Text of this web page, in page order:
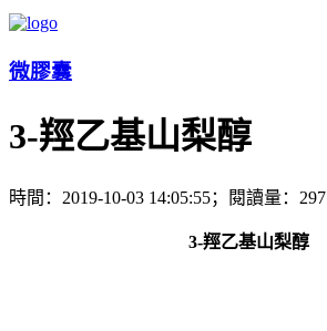
微膠囊
3-羥乙基山梨醇
時間：2019-10-03 14:05:55；閱讀量：297
3-羥乙基山梨醇